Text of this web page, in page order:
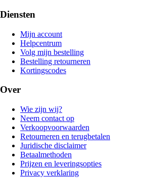
Diensten
Mijn account
Helpcentrum
Volg mijn bestelling
Bestelling retourneren
Kortingscodes
Over
Wie zijn wij?
Neem contact op
Verkoopvoorwaarden
Retourneren en terugbetalen
Juridische disclaimer
Betaalmethoden
Prijzen en leveringsopties
Privacy verklaring